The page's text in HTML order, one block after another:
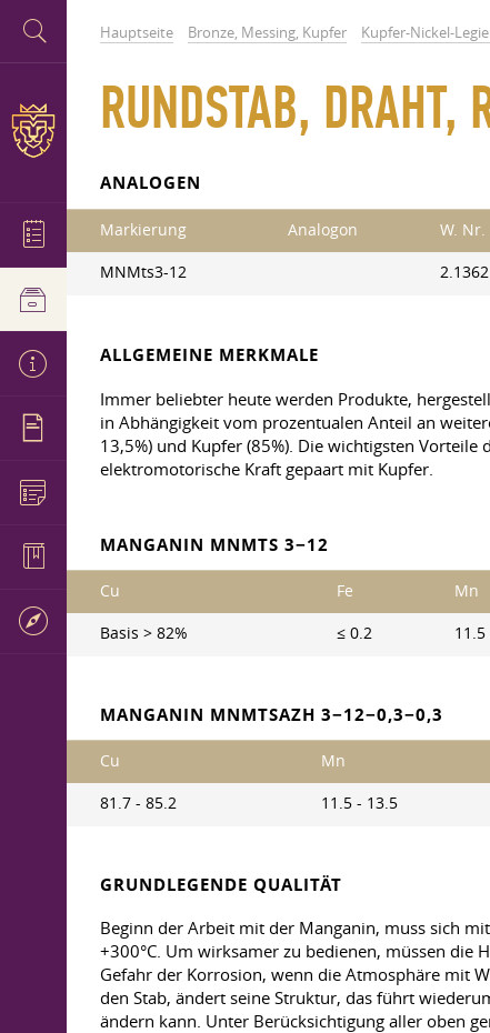
Hauptseite Bronze, Messing, Kupfer Kupfer-Nickel-
RUNDSTAB,
ANALOGEN
Markierung Analogon W. Nr.
MNMts3-12 2.1362
ALLGEMEINE MERKMALE
Immer beliebter heute werden Produkte,
in Abhängigkeit vom prozentualen Anteil an
13,5%) und Kupfer (85%). Die wichtigsten
elektromotorische Kraft gepaart mit Kupfer.
MANGANIN MNMTS 3−12
Cu Fe Mn
Basis > 82% ≤ 0.2 11.5
MANGANIN MNMTSAZH 3−12−0,3−0,3
Cu Mn
81.7 - 85.2 11.5 - 13.5
GRUNDLEGENDE QUALITÄT
Beginn der Arbeit mit der Manganin, muss sich
+300°C. Um wirksamer zu bedienen, müssen die
Gefahr der Korrosion, wenn die Atmosphäre mit
den Stab, ändert seine Struktur, das führt
ändern kann. Unter Berücksichtigung aller oben